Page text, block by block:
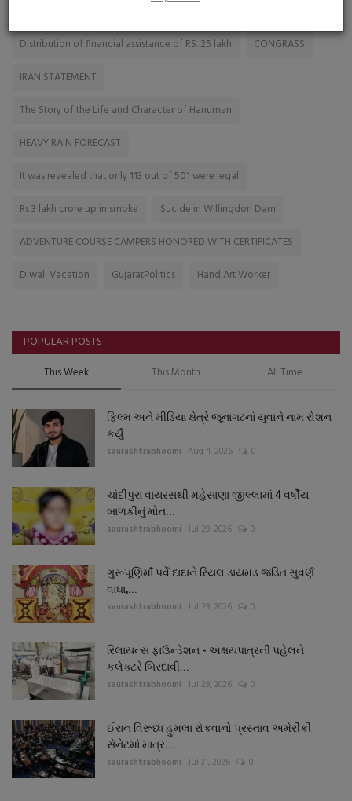
Distribution of financial assistance of RS. 25 lakh
CONGRASS
IRAN STATEMENT
The Story of the Life and Character of Hanuman
HEAVY RAIN FORECAST
It was revealed that only 113 out of 501 were legal
Rs 3 lakh crore up in smoke
Sucide in Willingdon Dam
ADVENTURE COURSE CAMPERS HONORED WITH CERTIFICATES
Diwali Vacation
GujaratPolitics Hand Art Worker
POPULAR POSTS
This Week This Month All Time
ફિલ્મ અને મીડિયા ક્ષેત્રે જૂનાગઢનાં યુવાને નામ રોશન
કર્યું
saurashtrabhoomi Aug 4, 2026 0
ચાંદીપુરા વાયરસથી મહેસાણા જીલ્લામાં 4 વર્ષીય
બાળકીનું મોત...
saurashtrabhoomi Jul 29, 2026 0
ગુરૂપૂણિર્માં પર્વે દાદાને રિયલ ડાયમંડ જડિત સુવર્ણ
વાઘા,...
saurashtrabhoomi Jul 29, 2026 0
રિલાયન્સ ફાઉન્ડેશન - અક્ષયપાત્રની પહેલને
કલેક્ટરે બિરદાવી...
saurashtrabhoomi Jul 29, 2026 0
ઈરાન વિરૂધ્ધ હુમલા રોકવાનો પ્રસ્તાવ અમેરીકી
સેનેટમાં માત્ર...
saurashtrabhoomi Jul 31, 2026 0